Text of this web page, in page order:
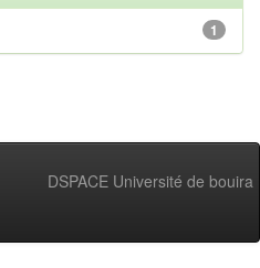
1
DSPACE Université de bouira